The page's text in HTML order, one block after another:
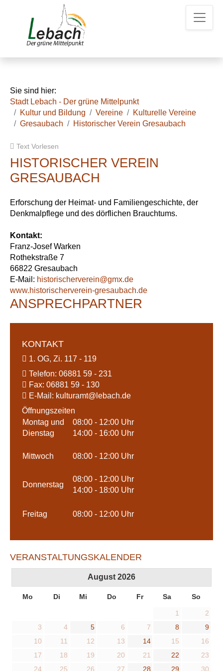
u
h
K
Sie sind hier:
Stadt Lebach - Der grüne Mittelpunkt
Kultur und Bildung
Vereine
Kulturelle Vereine
Gresaubach
Historischer Verein Gresaubach
Text Vorlesen
HISTORISCHER VEREIN
GRESAUBACH
Erforschung der Heimat- und Familiengeschichte, der
Denkmalpflege und des dörflichen Brauchtums.
Kontakt:
Franz-Josef Warken
Rothekstraße 7
66822 Gresaubach
E-Mail: historischerverein@gmx.de
www.historischerverein-gresaubach.de
ANSPRECHPARTNER
KONTAKT
1. OG, Zi. 117 - 119
Telefon: 06881 59 - 231
Fax: 06881 59 - 130
E-Mail: kulturamt@ lebach.de
Öffnungszeiten
Montag und
Dienstag
08:00 - 12:00 Uhr
14:00 - 16:00 Uhr
Mittwoch 08:00 - 12:00 Uhr
Donnerstag
08:00 - 12:00 Uhr
14:00 - 18:00 Uhr
Freitag 08:00 - 12:00 Uhr
VERANSTALTUNGSKALENDER
August 2026
Mo Di Mi Do Fr Sa So
1
2
3
4 5 6 7 8
9
10
11 12 13 14 15
16
17
18 19 20 21 22
23
24
25 26 27 28 29 30